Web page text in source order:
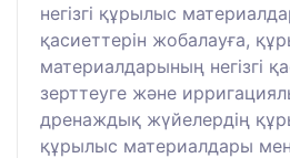
негізгі құрылыс
қасиеттерін жобалауға,
материалдарының негізгі
зерттеуге және
дренаждық жүйелердің
құрылыс материалдары мен